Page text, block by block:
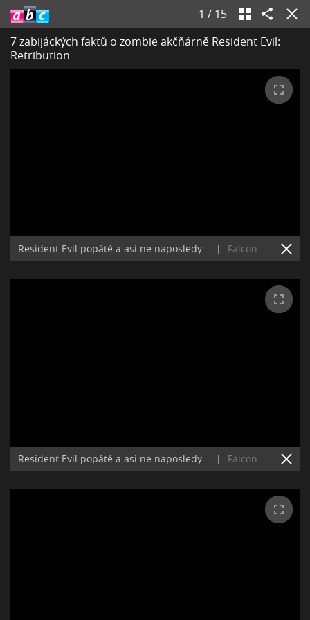
1 / 15
7 zabijáckých faktů o zombie akčňárně Resident Evil:
Retribution
Resident Evil popáté a asi ne naposledy... | Falcon
Resident Evil popáté a asi ne naposledy... | Falcon